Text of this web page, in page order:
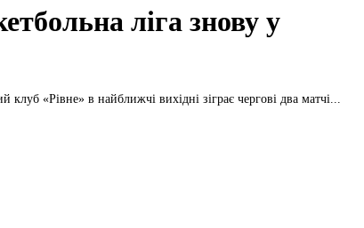
ліга знову у
клуб «Рівне» в найближчі вихідні зіграє чергові два матчі...